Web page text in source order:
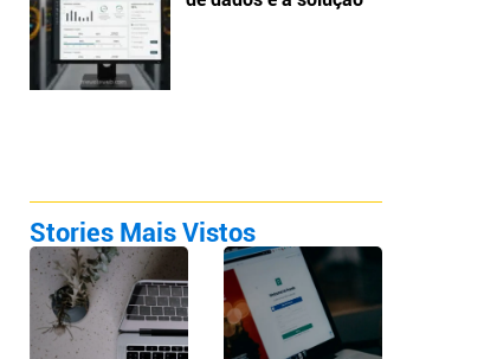
Stories Mais Vistos